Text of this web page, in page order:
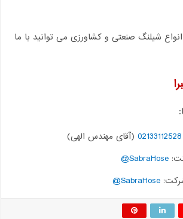
شیلنگ صنعتی و کشاورزی می توانید با ما
02133112528 (آقای مهندس الهی)
SabraHose@
شرکت:SabraHose@